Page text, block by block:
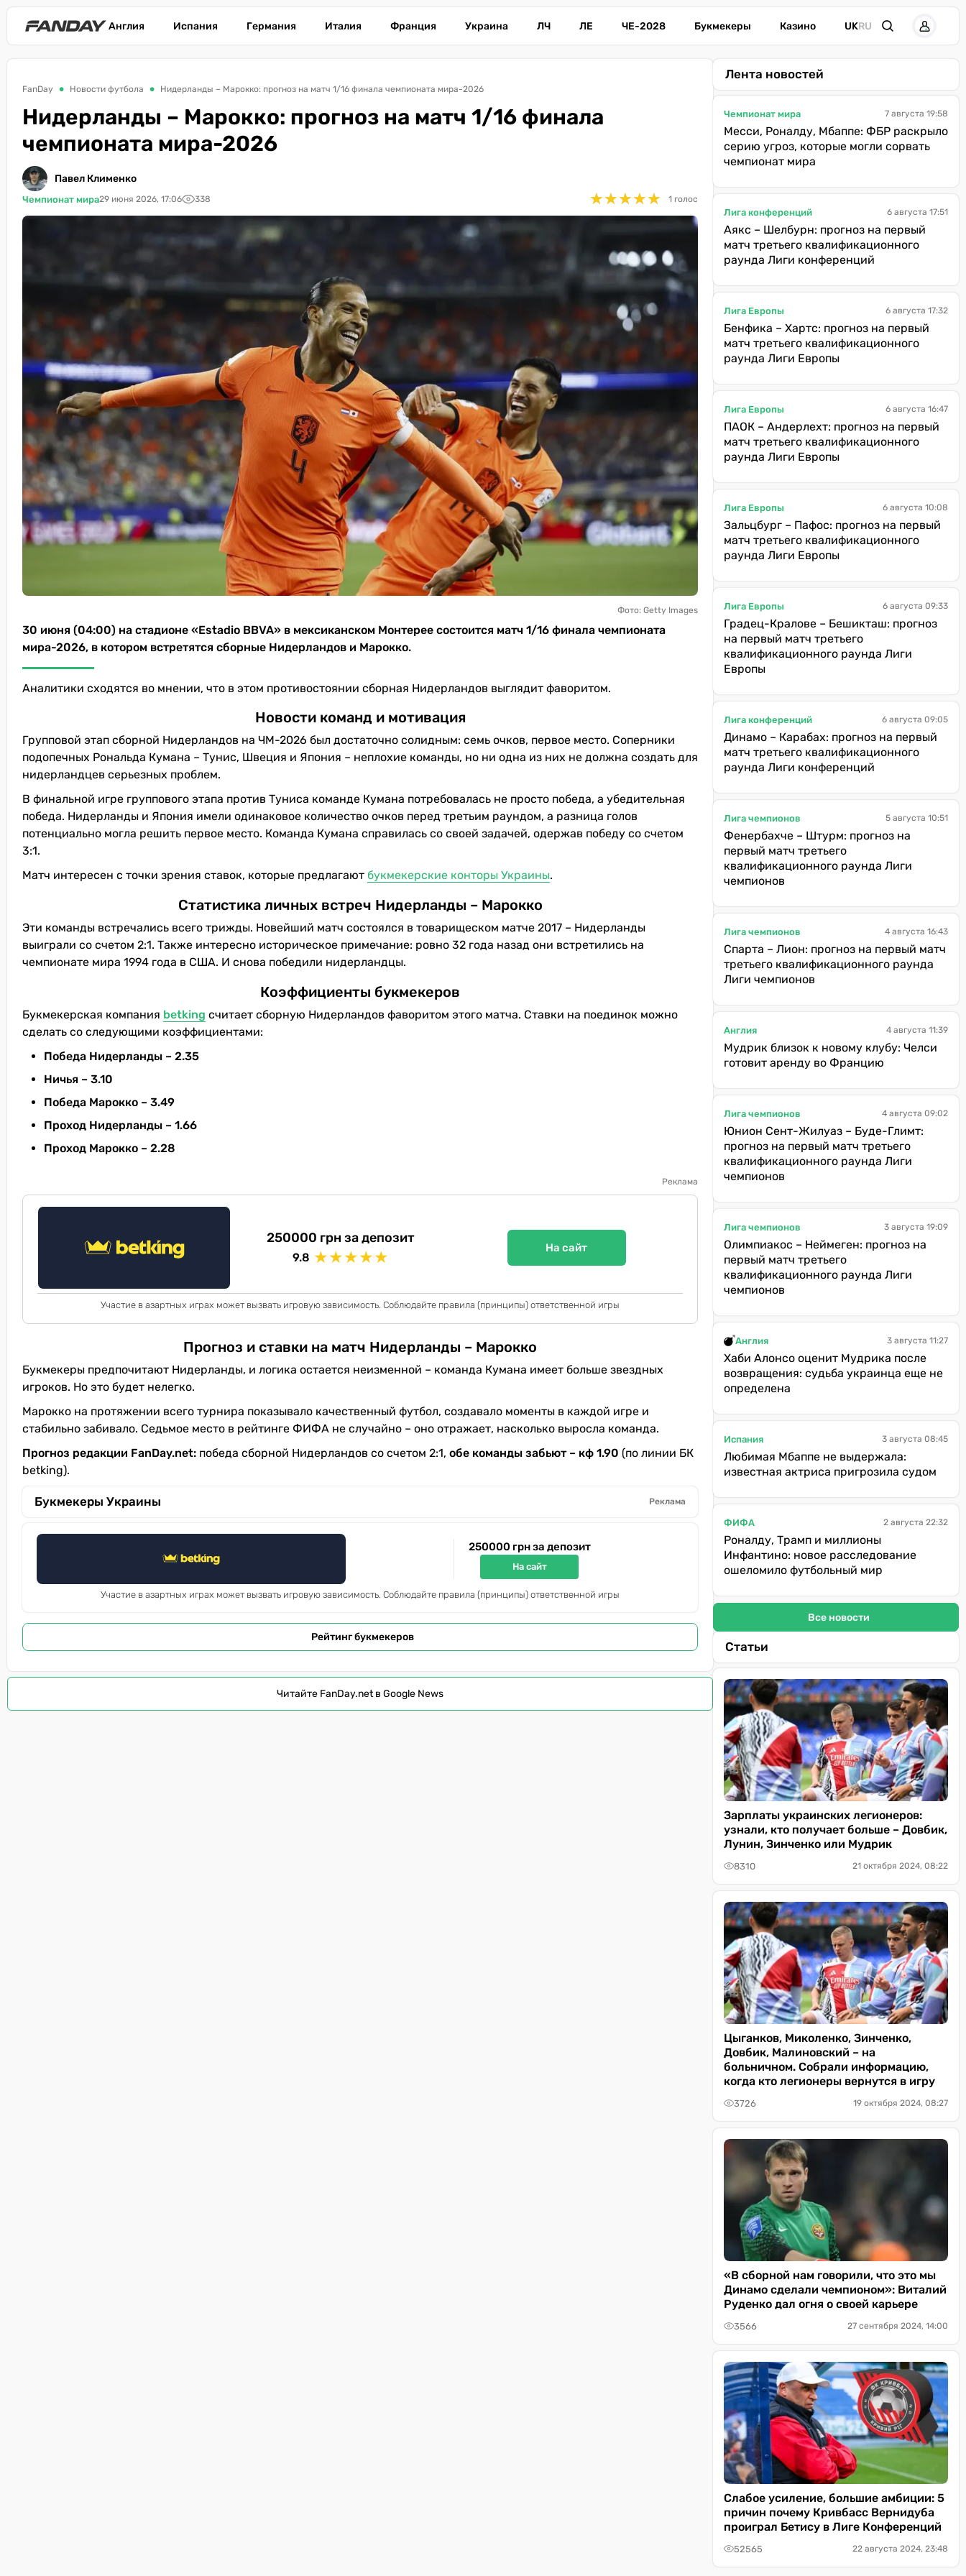
Англия Испания Германия Италия Франция Украина ЛЧ ЛЕ ЧЕ-2028 Букмекеры Казино UKRU
FanDay Новости футбола Нидерланды – Марокко: прогноз на матч 1/16 финала чемпионата мира-2026
Нидерланды – Марокко: прогноз на матч 1/16 финала
чемпионата мира-2026
Павел Клименко
Чемпионат мира29 июня 2026, 17:06 338 ★★★★★
★★★★★ 1 голос
Фото: Getty Images
30 июня (04:00) на стадионе «Estadio BBVA» в мексиканском Монтерее состоится матч 1/16 финала чемпионата
мира-2026, в котором встретятся сборные Нидерландов и Марокко.
Аналитики сходятся во мнении, что в этом противостоянии сборная Нидерландов выглядит фаворитом.
Новости команд и мотивация
Групповой этап сборной Нидерландов на ЧМ-2026 был достаточно солидным: семь очков, первое место. Соперники
подопечных Рональда Кумана – Тунис, Швеция и Япония – неплохие команды, но ни одна из них не должна создать для
нидерландцев серьезных проблем.
В финальной игре группового этапа против Туниса команде Кумана потребовалась не просто победа, а убедительная
победа. Нидерланды и Япония имели одинаковое количество очков перед третьим раундом, а разница голов
потенциально могла решить первое место. Команда Кумана справилась со своей задачей, одержав победу со счетом
3:1.
Матч интересен с точки зрения ставок, которые предлагают букмекерские конторы Украины.
Статистика личных встреч Нидерланды – Марокко
Эти команды встречались всего трижды. Новейший матч состоялся в товарищеском матче 2017 – Нидерланды
выиграли со счетом 2:1. Также интересно историческое примечание: ровно 32 года назад они встретились на
чемпионате мира 1994 года в США. И снова победили нидерландцы.
Коэффициенты букмекеров
Букмекерская компания betking считает сборную Нидерландов фаворитом этого матча. Ставки на поединок можно
сделать со следующими коэффициентами:
Победа Нидерланды – 2.35
Ничья – 3.10
Победа Марокко – 3.49
Проход Нидерланды – 1.66
Проход Марокко – 2.28
Реклама
250000 грн за депозит
9.8 ★★★★★ На сайт
Участие в азартных играх может вызвать игровую зависимость. Соблюдайте правила (принципы) ответственной игры
Прогноз и ставки на матч Нидерланды – Марокко
Букмекеры предпочитают Нидерланды, и логика остается неизменной – команда Кумана имеет больше звездных
игроков. Но это будет нелегко.
Марокко на протяжении всего турнира показывало качественный футбол, создавало моменты в каждой игре и
стабильно забивало. Седьмое место в рейтинге ФИФА не случайно – оно отражает, насколько выросла команда.
Прогноз редакции FanDay.net: победа сборной Нидерландов со счетом 2:1, обе команды забьют – кф 1.90 (по линии БК
betking).
Букмекеры Украины Реклама
250000 грн за депозит
На сайт
Участие в азартных играх может вызвать игровую зависимость. Соблюдайте правила (принципы) ответственной игры
Рейтинг букмекеров
Читайте FanDay.net в Google News
Лента новостей
Чемпионат мира 7 августа 19:58
Месси, Роналду, Мбаппе: ФБР раскрыло
серию угроз, которые могли сорвать
чемпионат мира
Лига конференций 6 августа 17:51
Аякс – Шелбурн: прогноз на первый
матч третьего квалификационного
раунда Лиги конференций
Лига Европы 6 августа 17:32
Бенфика – Хартс: прогноз на первый
матч третьего квалификационного
раунда Лиги Европы
Лига Европы 6 августа 16:47
ПАОК – Андерлехт: прогноз на первый
матч третьего квалификационного
раунда Лиги Европы
Лига Европы 6 августа 10:08
Зальцбург – Пафос: прогноз на первый
матч третьего квалификационного
раунда Лиги Европы
Лига Европы 6 августа 09:33
Градец-Кралове – Бешикташ: прогноз
на первый матч третьего
квалификационного раунда Лиги
Европы
Лига конференций 6 августа 09:05
Динамо – Карабах: прогноз на первый
матч третьего квалификационного
раунда Лиги конференций
Лига чемпионов 5 августа 10:51
Фенербахче – Штурм: прогноз на
первый матч третьего
квалификационного раунда Лиги
чемпионов
Лига чемпионов 4 августа 16:43
Спарта – Лион: прогноз на первый матч
третьего квалификационного раунда
Лиги чемпионов
Англия 4 августа 11:39
Мудрик близок к новому клубу: Челси
готовит аренду во Францию
Лига чемпионов 4 августа 09:02
Юнион Сент-Жилуаз – Буде-Глимт:
прогноз на первый матч третьего
квалификационного раунда Лиги
чемпионов
Лига чемпионов 3 августа 19:09
Олимпиакос – Неймеген: прогноз на
первый матч третьего
квалификационного раунда Лиги
чемпионов
Англия 3 августа 11:27
Хаби Алонсо оценит Мудрика после
возвращения: судьба украинца еще не
определена
Испания 3 августа 08:45
Любимая Мбаппе не выдержала:
известная актриса пригрозила судом
ФИФА 2 августа 22:32
Роналду, Трамп и миллионы
Инфантино: новое расследование
ошеломило футбольный мир
Все новости
Статьи
Зарплаты украинских легионеров:
узнали, кто получает больше – Довбик,
Лунин, Зинченко или Мудрик
8310 21 октября 2024, 08:22
Цыганков, Миколенко, Зинченко,
Довбик, Малиновский – на
больничном. Собрали информацию,
когда кто легионеры вернутся в игру
3726 19 октября 2024, 08:27
«В сборной нам говорили, что это мы
Динамо сделали чемпионом»: Виталий
Руденко дал огня о своей карьере
3566 27 сентября 2024, 14:00
Слабое усиление, большие амбиции: 5
причин почему Кривбасс Вернидуба
проиграл Бетису в Лиге Конференций
52565 22 августа 2024, 23:48